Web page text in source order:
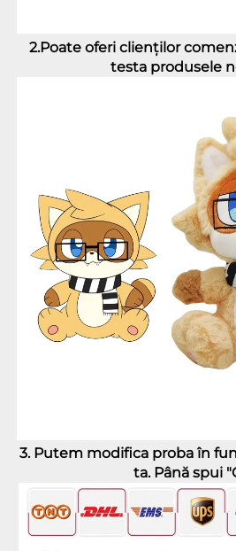
2.Poate oferi clienților
testa produsele
3. Putem modifica proba în
ta. Până spui